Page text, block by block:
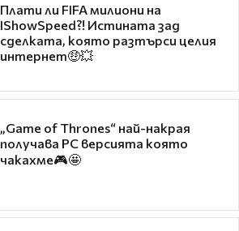
Плати ли FIFA милиони на
IShowSpeed?! Истината зад
сделката, която разтърси целия
интернет🤑💥
„Game of Thrones“ най-накрая
получава PC версията която
чакахме🎮🤩